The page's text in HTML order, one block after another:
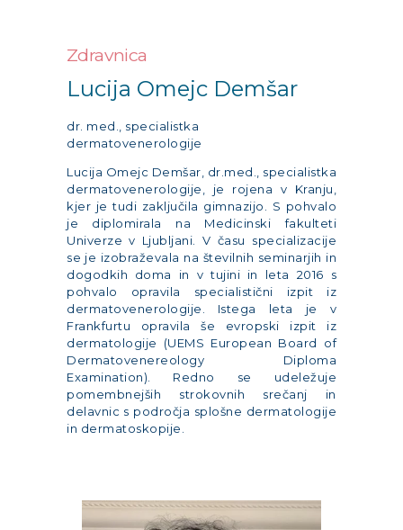
Zdravnica
Lucija Omejc Demšar
dr. med., specialistka
dermatovenerologije
Lucija Omejc Demšar , dr.med., specialistka
dermatovenerologije, je rojena v Kranju,
kjer je tudi zaključila gimnazijo. S pohvalo
je diplomirala na Medicinski fakulteti
Univerze v Ljubljani . V času specializacije
se je izobraževala na številnih seminarjih in
dogodkih doma in v tujini in leta 2016 s
pohvalo opravila specialistični izpit iz
dermatovenerologije. Istega leta je v
Frankfurtu opravila še evropski izpit iz
dermatologije (UEMS European Board of
Dermatovenereology Diploma
Examination). Redno se udeležuje
pomembnejših strokovnih srečanj in
delavnic s področja splošne dermatologije
in dermatoskopije.